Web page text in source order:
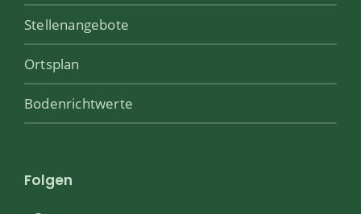
Stellenangebote
Ortsplan
Bodenrichtwerte
Folgen